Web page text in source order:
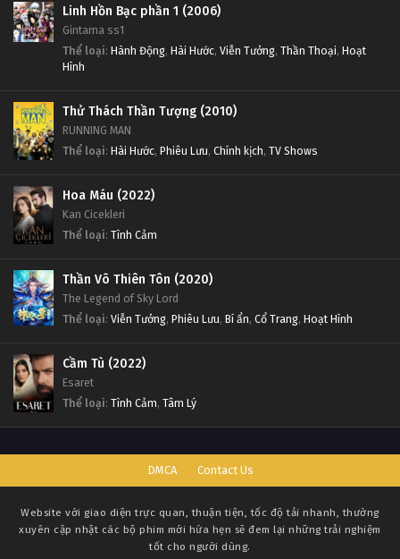
Linh Hồn Bạc phần 1 (2006)
Gintama ss1
Thể loại: Hành Động, Hài Hước, Viễn Tưởng, Thần Thoại, Hoạt
Hình
Thử Thách Thần Tượng (2010)
RUNNING MAN
Thể loại: Hài Hước, Phiêu Lưu, Chính kịch, TV Shows
Hoa Máu (2022)
Kan Cicekleri
Thể loại: Tình Cảm
Thần Võ Thiên Tôn (2020)
The Legend of Sky Lord
Thể loại: Viễn Tưởng, Phiêu Lưu, Bí ẩn, Cổ Trang, Hoạt Hình
Cầm Tù (2022)
Esaret
Thể loại: Tình Cảm, Tâm Lý
DMCA Contact Us
Website với giao diện trực quan, thuận tiện, tốc độ tải nhanh, thường
xuyên cập nhật các bộ phim mới hứa hẹn sẽ đem lại những trải nghiệm
tốt cho người dùng.